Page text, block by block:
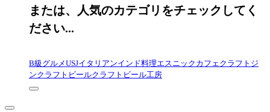
象:
または、人気のカテゴリをチェックしてく
ださい...
B級グルメUSJイタリアンインド料理エスニック カフェ クラフトジ
ンクラフトビールクラフトビール工房